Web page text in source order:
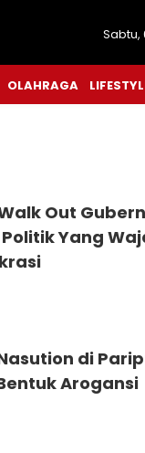
Sabtu,
OLAHRAGA
Out
Yang
di
Arogansi